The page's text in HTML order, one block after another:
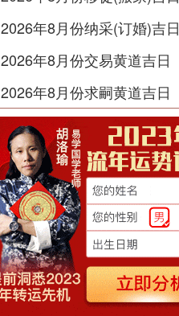
2026年8月份纳采(订婚)吉日
2026年8月份交易黄道吉日
2026年8月份求嗣黄道吉日